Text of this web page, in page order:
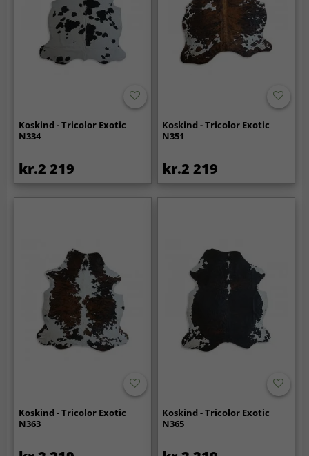
Koskind - Tricolor Exotic
N334
kr.2 219
Koskind - Tricolor Exotic
N351
kr.2 219
Koskind - Tricolor Exotic
N363
Koskind - Tricolor Exotic
N365